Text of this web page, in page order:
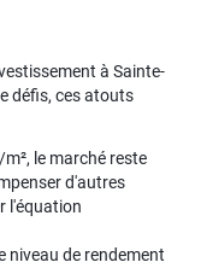
à Sainte-
défis, ces atouts
le marché reste
d'autres
l'équation
niveau de rendement